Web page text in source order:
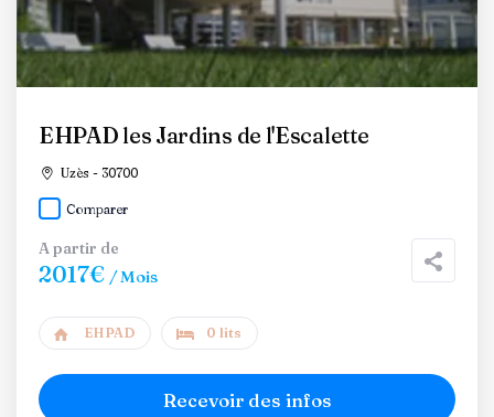
EHPAD les Jardins de l'Escalette
Uzès - 30700
Comparer
A partir de
2017€ / Mois
EHPAD 0 lits
Recevoir des infos